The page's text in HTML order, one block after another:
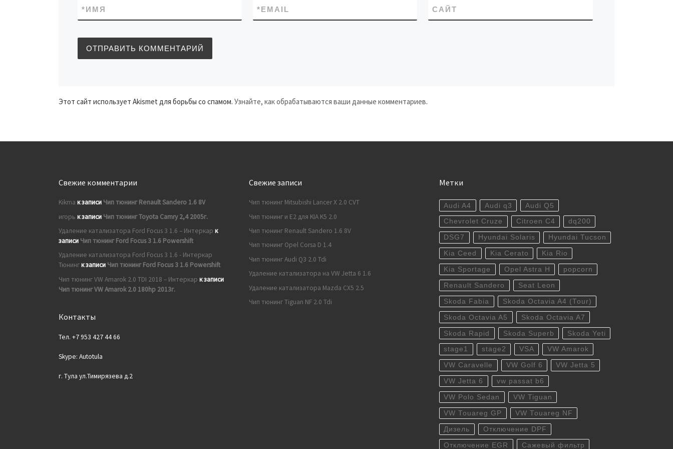
ИМЯ
* EMAIL
* САЙТ
Этот сайт использует Akismet для борьбы со спамом. Узнайте, как обрабатываются ваши данные комментариев.
Свежие комментарии
Kikma к записи Чип тюнинг Renault Sandero 1.6 8V
игорь к записи Чип тюнинг Toyota Camry 2,4 2005г.
Удаление катализатора Ford Focus 3 1.6 – Интеркар к
записи Чип тюнинг Ford Focus 3 1.6 Powershift
Удаление катализатора Ford Focus 3 1.6 - Интеркар
Тюнингк записи Чип тюнинг Ford Focus 3 1.6 Powershift
Чип тюнинг VW Amarok 2.0 TDI 2018 – Интеркар к записи
Чип тюнинг VW Amarok 2.0 180hp 2013г.
Контакты
Тел. +7 953 427 44 66
Skype: Autotula
г. Тула ул.Тимирязева д.2
Свежие записи
Чип тюнинг Mitsubishi Lancer X 2.0 CVT
Чип тюнинг и E2 для KIA K5 2.0
Чип тюнинг Renault Sandero 1.6 8V
Чип тюнинг Opel Corsa D 1.4
Чип тюнинг Audi Q3 2.0 Tdi
Удаление катализатора на VW Jetta 6 1.6
Удаление катализатора Mazda CX5 2.5
Чип тюнинг Tiguan NF 2.0 Tdi
Метки
Audi A4 Audi q3 Audi Q5
Chevrolet Cruze Citroen C4 dq200
DSG7 Hyundai Solaris Hyundai Tucson
Kia Ceed Kia Cerato Kia Rio
Kia Sportage Opel Astra H popcorn
Renault Sandero Seat Leon
Skoda Fabia Skoda Octavia A4 (Tour)
Skoda Octavia A5 Skoda Octavia A7
Skoda Rapid Skoda Superb Skoda Yeti
stage1 stage2 VSA VW Amarok
VW Caravelle VW Golf 6 VW Jetta 5
VW Jetta 6 vw passat b6
VW Polo Sedan VW Tiguan
VW Touareg GP VW Touareg NF
Дизель Отключение DPF
Отключение EGR Сажевый фильтр